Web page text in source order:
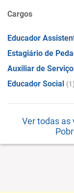
Cargos
Educador
Estagiário de
Auxiliar de
Educador Social (1)
Ver todas as